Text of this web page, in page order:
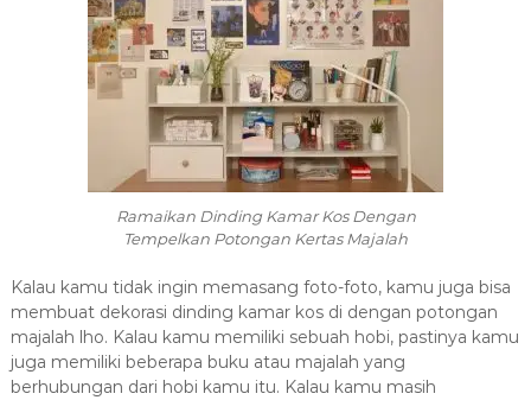
Ramaikan Dinding Kamar Kos Dengan
Tempelkan Potongan Kertas Majalah
Kalau kamu tidak ingin memasang foto-foto, kamu juga bisa
membuat dekorasi dinding kamar kos di dengan potongan
majalah lho. Kalau kamu memiliki sebuah hobi, pastinya kamu
juga memiliki beberapa buku atau majalah yang
berhubungan dari hobi kamu itu. Kalau kamu masih